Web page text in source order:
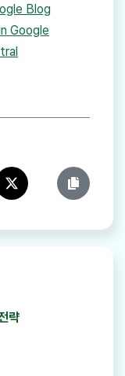
Blog
Google
유하기
트위터에 공유하기링크 복사
략